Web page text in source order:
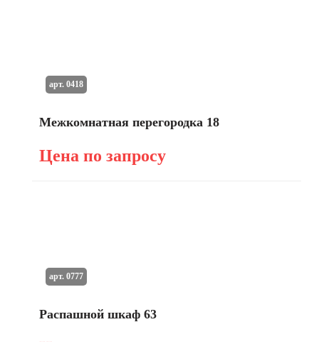
Межкомнатная перегородка 18
Цена по запросу
арт. 0418
Распашной шкаф 63
арт. 0777